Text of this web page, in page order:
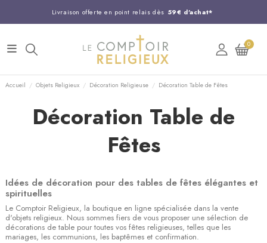
Livraison offerte en point relais dès 59€ d'achat*
Entreprise Française familiale
Support client disponible au 03 20 24 74 15
Commandez avant 14H, expédition le jour même !
0
Accueil Objets Religieux Décoration Religieuse Décoration Table de Fêtes
Décoration Table de
Fêtes
Idées de décoration pour des tables de fêtes élégantes et
spirituelles
Le Comptoir Religieux, la boutique en ligne spécialisée dans la vente
d'objets religieux. Nous sommes fiers de vous proposer une sélection de
décorations de table pour toutes vos fêtes religieuses, telles que les
mariages, les communions, les baptêmes et confirmation.